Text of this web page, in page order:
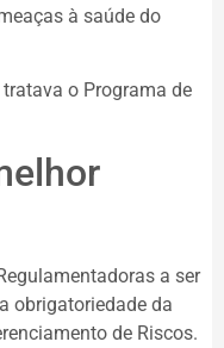
à saúde do
o Programa de
a ser
obrigatoriedade da
de Riscos.